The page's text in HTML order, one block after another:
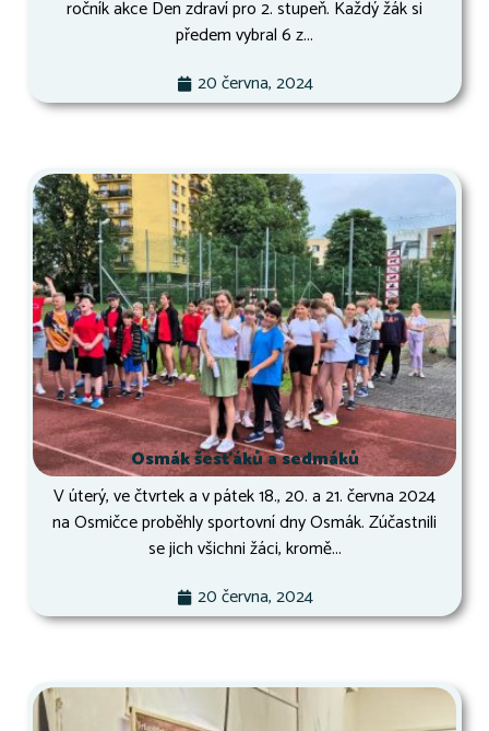
ročník akce Den zdraví pro 2. stupeň. Každý žák si
předem vybral 6 z...
20 června, 2024
Osmák šesťáků a sedmáků
V úterý, ve čtvrtek a v pátek 18., 20. a 21. června 2024
na Osmičce proběhly sportovní dny Osmák. Zúčastnili
se jich všichni žáci, kromě...
20 června, 2024